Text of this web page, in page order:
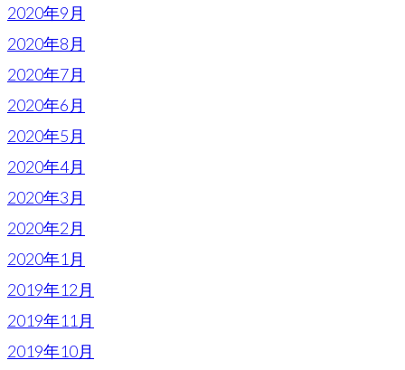
2020年9月
2020年8月
2020年7月
2020年6月
2020年5月
2020年4月
2020年3月
2020年2月
2020年1月
2019年12月
2019年11月
2019年10月